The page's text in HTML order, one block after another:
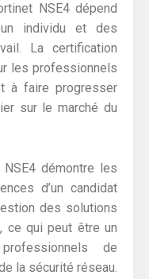
NSE4 dépend
individu et des
La certification
les professionnels
à faire progresser
sur le marché du
démontre les
d’un candidat
des solutions
ce qui peut être un
de
la sécurité réseau.